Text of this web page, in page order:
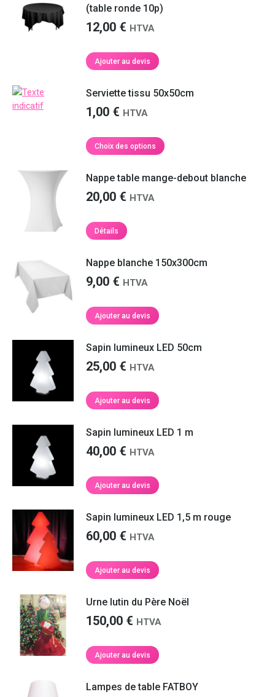
(table ronde 10p)
12,00 € HTVA
Ajouter au devis
Serviette tissu 50x50cm
1,00 € HTVA
Choix des options
Ce
plusieurs
choisies
Nappe table mange-debout blanche
20,00 € HTVA
Détails
Nappe blanche 150x300cm
9,00 € HTVA
Ajouter au devis
Sapin lumineux LED 50cm
25,00 € HTVA
Ajouter au devis
Sapin lumineux LED 1 m
40,00 € HTVA
Ajouter au devis
Sapin lumineux LED 1,5 m rouge
60,00 € HTVA
Ajouter au devis
Urne lutin du Père Noël
150,00 € HTVA
Ajouter au devis
Lampes de table FATBOY